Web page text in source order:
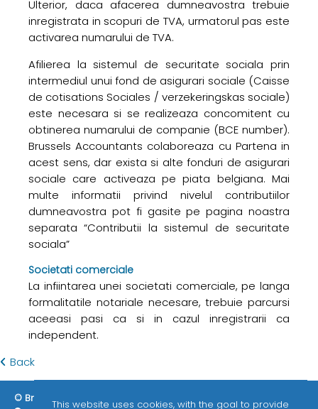
Ulterior, daca afacerea dumneavostra trebuie
inregistrata in scopuri de TVA, urmatorul pas este
activarea numarului de TVA.
Afilierea la sistemul de securitate sociala prin
intermediul unui fond de asigurari sociale (Caisse
de cotisations Sociales / verzekeringskas sociale)
este necesara si se realizeaza concomitent cu
obtinerea numarului de companie (BCE number).
Brussels Accountants colaboreaza cu Partena in
acest sens, dar exista si alte fonduri de asigurari
sociale care activeaza pe piata belgiana. Mai
multe informatii privind nivelul contributiilor
dumneavostra pot fi gasite pe pagina noastra
separata “Contributii la sistemul de securitate
sociala”
Societati comerciale
La infiintarea unei societati comerciale, pe langa
formalitatile notariale necesare, trebuie parcursi
aceeasi pasi ca si in cazul inregistrarii ca
independent.
Back
© Brussels Accountants 2026 ITAA / EPHEC
GDPR
This website uses cookies, with the goal to provide